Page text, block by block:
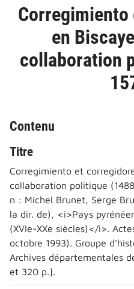
en
collaboration
Contenu
Titre
Corregimiento et
collaboration politique
n : Michel Brunet, Serge
la dir. de), <i>Pays
(XVIe-XXe siècles)</i>.
octobre 1993). Groupe
Archives départementales
et 320 p.].